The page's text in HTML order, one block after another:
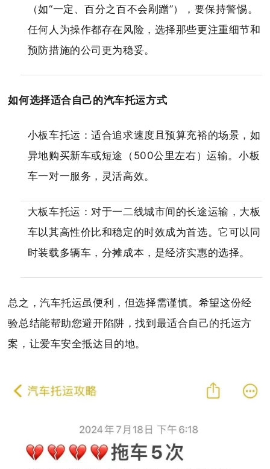
（如“一定、百分之百不会剐蹭”），要保持警惕。
任何人为操作都存在风险，选择那些更注重细节和
预防措施的公司更为稳妥。
如何选择适合自己的汽车托运方式
小板车托运：适合追求速度且预算充裕的场景，如
异地购买新车或短途（500公里左右）运输。小板
车一对一服务，灵活高效。
大板车托运：对于一二线城市间的长途运输，大板
车以其高性价比和稳定的时效成为首选。它可以同
时装载多辆车，分摊成本，是经济实惠的选择。
总之，汽车托运虽便利，但选择需谨慎。希望这份经
验总结能帮助您避开陷阱，找到最适合自己的托运方
案，让爱车安全抵达目的地。